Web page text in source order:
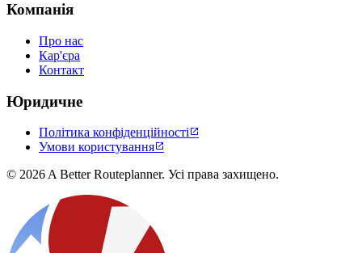
Компанія
Про нас
Кар'єра
Контакт
Юридичне
Політика конфіденційності
Умови користування
© 2026 A Better Routeplanner. Усі права захищено.